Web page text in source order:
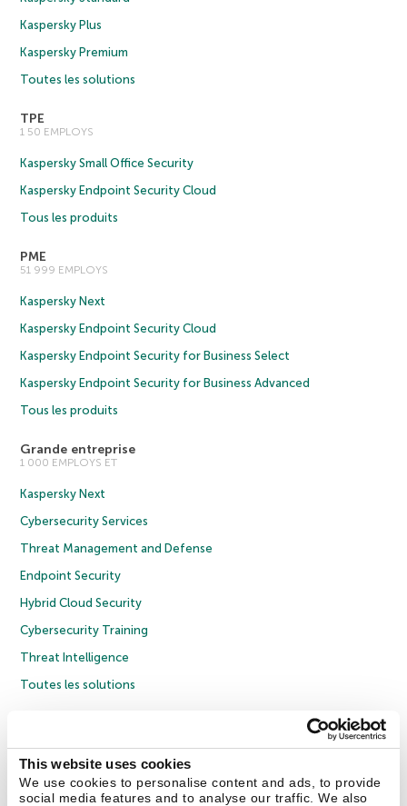
This website uses cookies
We use cookies to personalise content and ads, to provide
social media features and to analyse our traffic. We also
Kaspersky Plus
Kaspersky Premium
Toutes les solutions
TPE
1 50 EMPLOYS
Kaspersky Small Office Security
Kaspersky Endpoint Security Cloud
Tous les produits
PME
51 999 EMPLOYS
Kaspersky Next
Kaspersky Endpoint Security Cloud
Kaspersky Endpoint Security for Business Select
Kaspersky Endpoint Security for Business Advanced
Tous les produits
Grande entreprise
1 000 EMPLOYS ET
Kaspersky Next
Cybersecurity Services
Threat Management and Defense
Endpoint Security
Hybrid Cloud Security
Cybersecurity Training
Threat Intelligence
Toutes les solutions
Politique de confidentialité
Contrat de licence entreprises
Cookies